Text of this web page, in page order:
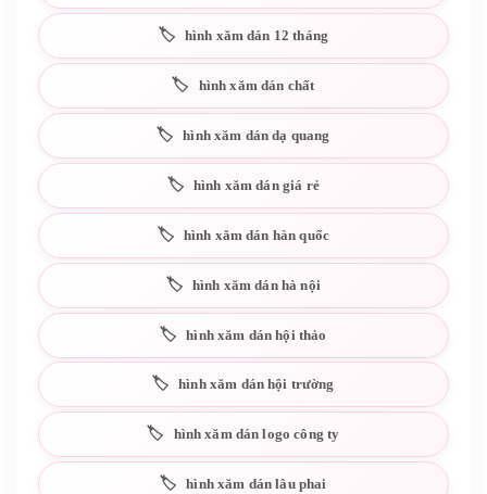
hình xăm dán 12 tháng
hình xăm dán chất
hình xăm dán dạ quang
hình xăm dán giá rẻ
hình xăm dán hàn quốc
hình xăm dán hà nội
hình xăm dán hội thảo
hình xăm dán hội trường
hình xăm dán logo công ty
hình xăm dán lâu phai